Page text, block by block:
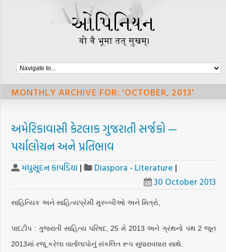
MONTHLY ARCHIVE FOR: 'OCTOBER, 2013'
અમેરિકાવાસી કેટલાક ગુજરાતી સર્જકો —
પર્યાલોચન અને પ્રતિભાવ
મધુસૂદન કાપડિયા | Diaspora - Literature |
30 October 2013
સાહિત્યિક અને સાહિત્યપ્રેમી મુરબ્બીઓ અને મિત્રો,
પાદટીપ : ગુજરાતી સાહિત્ય પરિષદ, 25 મે 2013 અને ગ્રંથનો પંથ 2 જૂન
2013માં રજૂ કરેલા વાર્તાલાપોનું સંકલિત રૂપ સુધારાવધારા સાથે.